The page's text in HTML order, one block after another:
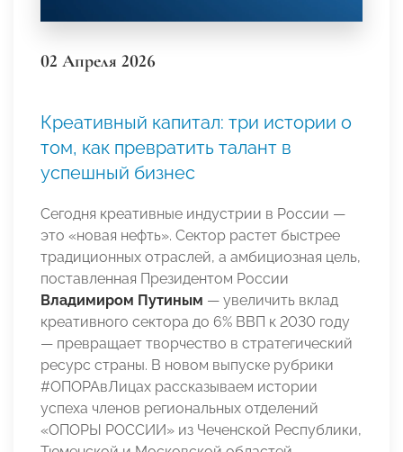
02 Апреля 2026
Креативный капитал: три истории о
том, как превратить талант в
успешный бизнес
Сегодня креативные индустрии в России —
это «новая нефть». Сектор растет быстрее
традиционных отраслей, а амбициозная цель,
поставленная Президентом России
Владимиром Путиным — увеличить вклад
креативного сектора до 6% ВВП к 2030 году
— превращает творчество в стратегический
ресурс страны. В новом выпуске рубрики
#ОПОРАвЛицах рассказываем истории
успеха членов региональных отделений
«ОПОРЫ РОССИИ» из Чеченской Республики,